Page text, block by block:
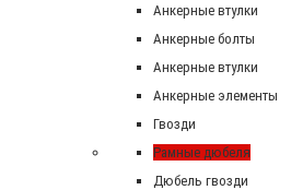
Анкерные втулки
Анкерные болты
Анкерные втулки
Анкерные элементы
Гвозди
Рамные дюбеля
Дюбель гвозди